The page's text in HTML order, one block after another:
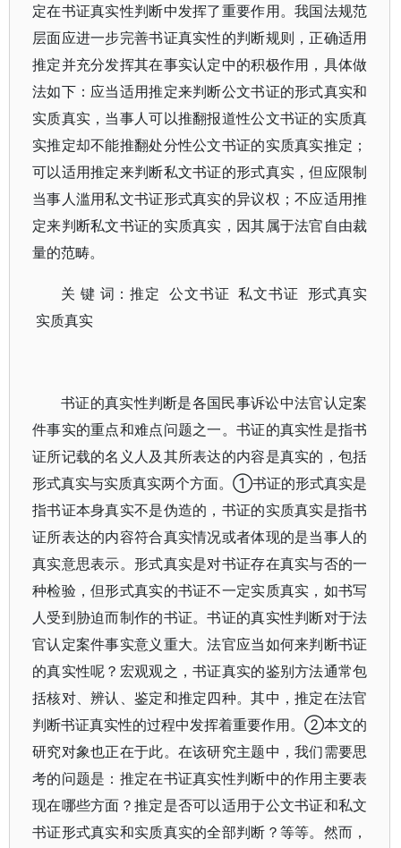
定在书证真实性判断中发挥了重要作用。我国法规范
层面应进一步完善书证真实性的判断规则，正确适用
推定并充分发挥其在事实认定中的积极作用，具体做
法如下：应当适用推定来判断公文书证的形式真实和
实质真实，当事人可以推翻报道性公文书证的实质真
实推定却不能推翻处分性公文书证的实质真实推定；
可以适用推定来判断私文书证的形式真实，但应限制
当事人滥用私文书证形式真实的异议权；不应适用推
定来判断私文书证的实质真实，因其属于法官自由裁
量的范畴。
关 键 词：推定 公文书证 私文书证 形式真实
实质真实
书证的真实性判断是各国民事诉讼中法官认定案
件事实的重点和难点问题之一。书证的真实性是指书
证所记载的名义人及其所表达的内容是真实的，包括
形式真实与实质真实两个方面。①书证的形式真实是
指书证本身真实不是伪造的，书证的实质真实是指书
证所表达的内容符合真实情况或者体现的是当事人的
真实意思表示。形式真实是对书证存在真实与否的一
种检验，但形式真实的书证不一定实质真实，如书写
人受到胁迫而制作的书证。书证的真实性判断对于法
官认定案件事实意义重大。法官应当如何来判断书证
的真实性呢？宏观观之，书证真实的鉴别方法通常包
括核对、辨认、鉴定和推定四种。其中，推定在法官
判断书证真实性的过程中发挥着重要作用。②本文的
研究对象也正在于此。在该研究主题中，我们需要思
考的问题是：推定在书证真实性判断中的作用主要表
现在哪些方面？推定是否可以适用于公文书证和私文
书证形式真实和实质真实的全部判断？等等。然而，